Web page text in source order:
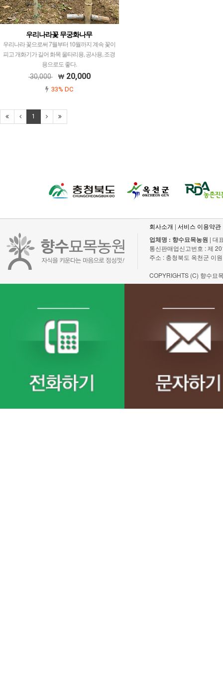
우리나라꽃 무궁화나무
우리나라 꽃으로써 7월부터 10월까지 계속 꽃이
피고 개화기가 길어 화목 울타리용, 공사용, 조경
용으로도 좋다.
30,000 20,000
33% DC
1
회사소개 | 서비스 이용약관
업체명 : 향수묘목농원 | 대
통신판매업신고번호 : 제
주소 : 충청북도 옥천군 이
COPYRIGHTS (C) 향수묘